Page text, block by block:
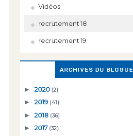
Vidéos
recrutement 18
recrutement 19
ARCHIVES DU BLOGUE
► 2020 (2)
► 2019 (41)
► 2018 (36)
► 2017 (32)